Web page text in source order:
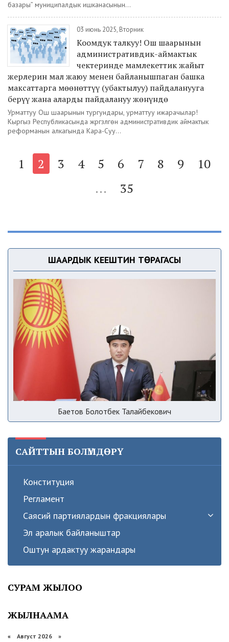
базары” муниципалдык ишканасынын...
03 июнь 2025, Вторник
Коомдук талкуу! Ош шаарынын
административдик-аймактык
чектеринде мамлекеттик жайыт
жерлерин мал жаюу менен байланышпаган башка
максаттарга мөөнөттүү (убактылуу) пайдаланууга
берүү жана аларды пайдалануу жөнүндө
Урматтуу Ош шаарынын тургундары, урматтуу ижарачылар!
Кыргыз Республикасында жүргүзүлгөн административдик аймактык
реформанын алкагында Кара-Суу...
1 2 3 4 5 6 7 8 9
10
...
35
ШААРДЫК КЕҢЕШТИН ТӨРАГАСЫ
Баетов Болотбек Талайбекович
САЙТТЫН БОЛҮМДӨРҮ
Конституция
Регламент
Саясий партиялардын фракциялары
Эл аралык байланыштар
Оштун ардактуу жарандары
СУРАМ ЖЫЛОО
ЖЫЛНААМА
« Август 2026 »